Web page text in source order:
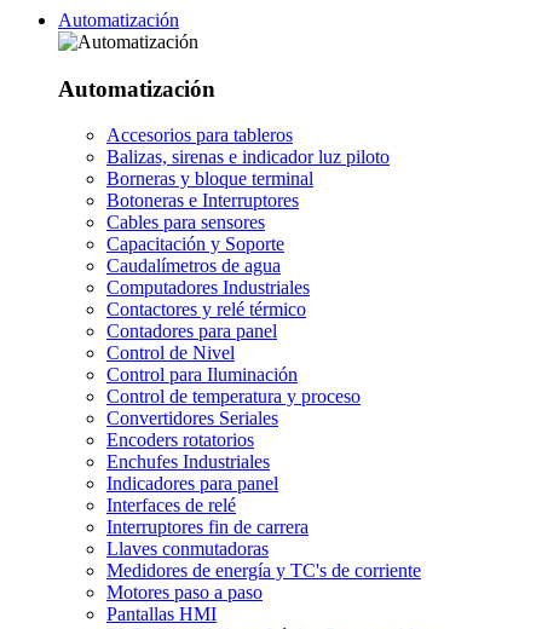
Automatización
Automatización
Accesorios para tableros
Balizas, sirenas e indicador luz piloto
Borneras y bloque terminal
Botoneras e Interruptores
Cables para sensores
Capacitación y Soporte
Caudalímetros de agua
Computadores Industriales
Contactores y relé térmico
Contadores para panel
Control de Nivel
Control para Iluminación
Control de temperatura y proceso
Convertidores Seriales
Encoders rotatorios
Enchufes Industriales
Indicadores para panel
Interfaces de relé
Interruptores fin de carrera
Llaves conmutadoras
Medidores de energía y TC's de corriente
Motores paso a paso
Pantallas HMI